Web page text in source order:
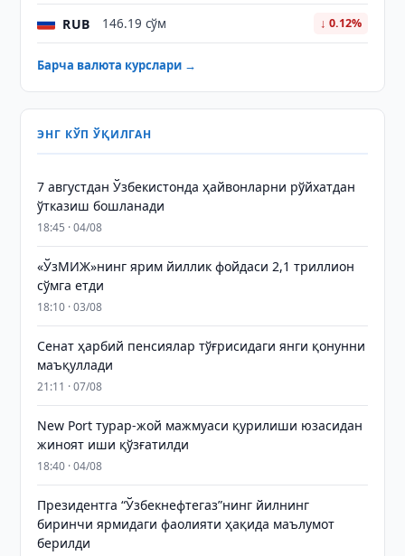
RUB 146.19 сўм ↓ 0.12%
Барча валюта курслари →
ЭНГ КЎП ЎҚИЛГАН
7 августдан Ўзбекистонда ҳайвонларни рўйхатдан
ўтказиш бошланади
18:45 · 04/08
«ЎзМИЖ»нинг ярим йиллик фойдаси 2,1 триллион
сўмга етди
18:10 · 03/08
Сенат ҳарбий пенсиялар тўғрисидаги янги қонунни
маъқуллади
21:11 · 07/08
New Port турар-жой мажмуаси қурилиши юзасидан
жиноят иши қўзғатилди
18:40 · 04/08
Президентга “Ўзбекнефтегаз”нинг йилнинг
биринчи ярмидаги фаолияти ҳақида маълумот
берилди